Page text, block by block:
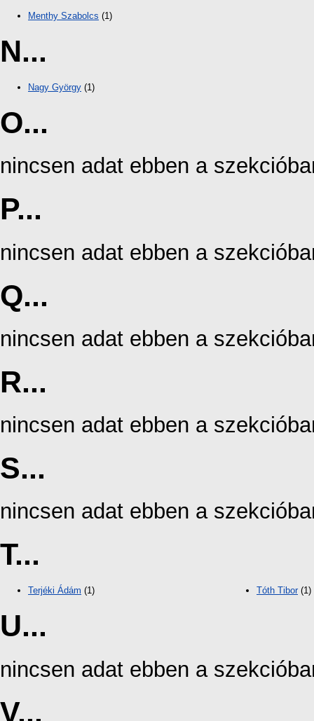
Menthy Szabolcs (1)
N...
Nagy György (1)
O...
nincsen adat ebben a
P...
nincsen adat ebben a
Q...
nincsen adat ebben a
R...
nincsen adat ebben a
S...
nincsen adat ebben a
T...
Terjéki Ádám (1) Tóth Tibor(1)
U...
nincsen adat ebben a
V...